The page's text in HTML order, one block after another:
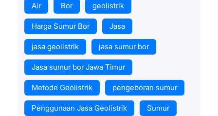
Air Bor geolistrik
Harga Sumur Bor Jasa
jasa geolistrik jasa sumur bor
Jasa sumur bor Jawa Timur
Metode Geolistrik pengeboran sumur
Penggunaan Jasa Geolistrik Sumur